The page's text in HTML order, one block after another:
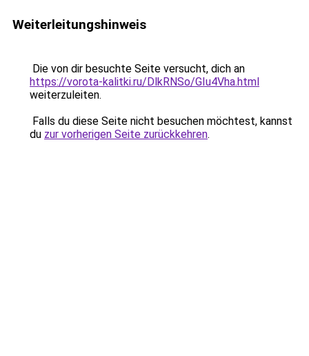
Weiterleitungshinweis
Die von dir besuchte Seite versucht, dich an
https://vorota-kalitki.ru/DlkRNSo/GIu4Vha.html
weiterzuleiten.
Falls du diese Seite nicht besuchen möchtest, kannst
du zur vorherigen Seite zurückkehren.